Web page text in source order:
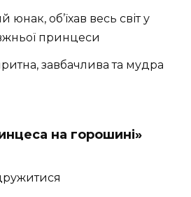
об’їхав весь світ у
принцеси
завбачлива та мудра
на горошині»